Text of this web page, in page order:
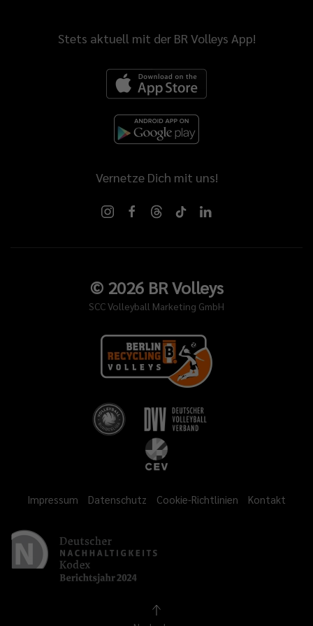
Stets aktuell mit der BR Volleys App!
Vernetze Dich mit uns!
© 2026BR Volleys
SCC Volleyball Marketing GmbH
Impressum Datenschutz Cookie-Richtlinien Kontakt